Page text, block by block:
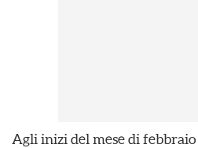
Agli inizi del mese di febbraio